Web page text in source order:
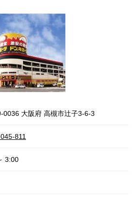
0036 大阪府 高槻市辻子3-6-3
811
3:00